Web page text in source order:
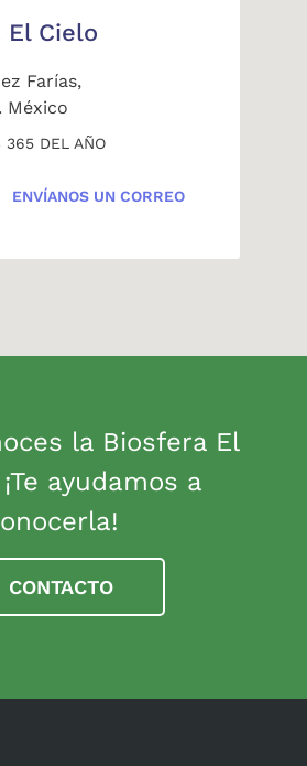
El Cielo
Farías,
México
365 DEL AÑO
ENVÍANOS UN CORREO
la Biosfera El
ayudamos a
CONTACTO